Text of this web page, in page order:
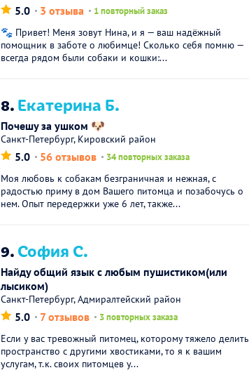
5.0 3 отзыва 1 повторный заказ
🐾 Привет! Меня зовут Нина, и я — ваш надёжный
помощник в заботе о любимце! Сколько себя помню —
всегда рядом были собаки и кошки:...
8.Екатерина Б.
Почешу за ушком 🐶
Санкт-Петербург, Кировский район
5.0 56 отзывов 34 повторных заказа
Моя любовь к собакам безграничная и нежная, с
радостью приму в дом Вашего питомца и позабочусь о
нем. Опыт передержки уже 6 лет, также...
9.София С.
Найду общий язык с любым пушистиком(или
лысиком)
Санкт-Петербург, Адмиралтейский район
5.0 7 отзывов 3 повторных заказа
Если у вас тревожный питомец, которому тяжело делить
пространство с другими хвостиками, то я к вашим
услугам, т.к. своих питомцев у...